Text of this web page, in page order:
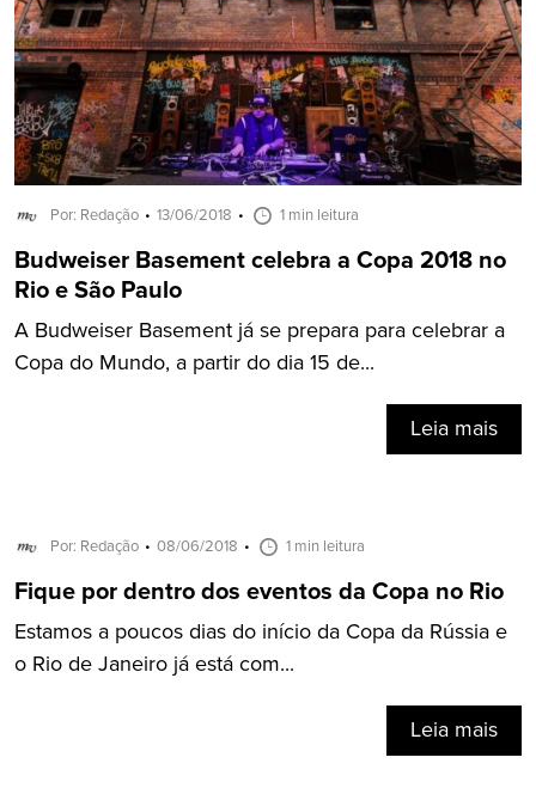
Por: Redação 13/06/2018 1 min leitura
Budweiser Basement celebra a Copa 2018 no
Rio e São Paulo
A Budweiser Basement já se prepara para celebrar a
Copa do Mundo, a partir do dia 15 de...
Leia mais
Por: Redação 08/06/2018 1 min leitura
Fique por dentro dos eventos da Copa no Rio
Estamos a poucos dias do início da Copa da Rússia e
o Rio de Janeiro já está com...
Leia mais